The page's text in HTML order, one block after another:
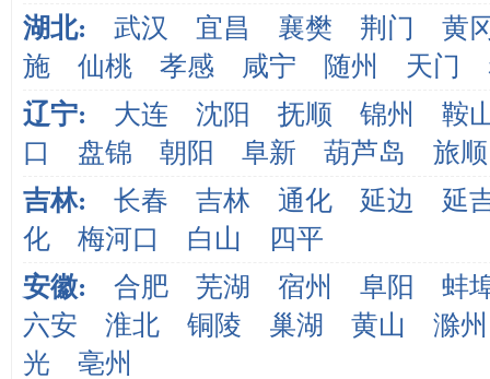
湖北:
武汉 宜昌 襄樊 荆门
黄
施
仙桃 孝感 咸宁 随州 天门
辽宁:
大连 沈阳 抚顺 锦州
鞍
口
盘锦 朝阳 阜新 葫芦岛
旅顺
吉林:
长春 吉林 通化 延边
延
化
梅河口 白山
四平
安徽:
合肥 芜湖 宿州 阜阳
蚌
六安
淮北 铜陵 巢湖 黄山
滁州
光
亳州